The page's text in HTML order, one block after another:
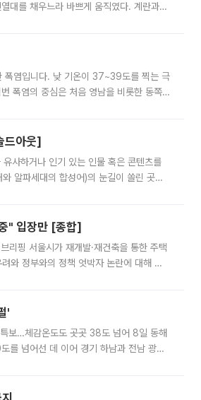
대를 채우느라 바쁘게 움직였다. 계란과
폭염입니다. 낮 기온이 37~39도를 찍는 극
폭염의 중심은 처음 영남을 비롯한 동쪽
드아웃]
사하거나 인기 있는 인물 혹은 콘텐츠를
알파세대의 합성어)의 눈길이 쏠린 곳은
" 입장만 [종합]
리핑 서울시가 재개발·재건축을 통한 주택
와 정부와의 정책 엇박자 논란에 대해 정
'
보…체감온도도 곳곳 38도 넘어 8일 동해
를 넘어선 데 이어 경기 하남과 전남 광양